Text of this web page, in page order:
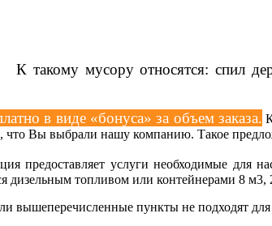
К такому мусору относятся: спил
в виде «бонуса» за объем заказа.
что Вы выбрали нашу компанию. Такое
предоставляет услуги необходимые для
дизельным топливом или контейнерами 8 м3,
вышеперечисленные пункты не подходят